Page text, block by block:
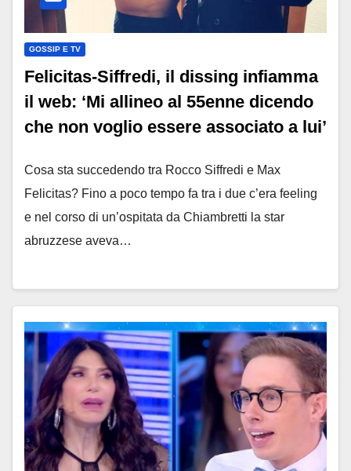
GOSSIP E TV
Felicitas-Siffredi, il dissing infiamma
il web: ‘Mi allineo al 55enne dicendo
che non voglio essere associato a lui’
Cosa sta succedendo tra Rocco Siffredi e Max
Felicitas? Fino a poco tempo fa tra i due c’era feeling
e nel corso di un’ospitata da Chiambretti la star
abruzzese aveva…